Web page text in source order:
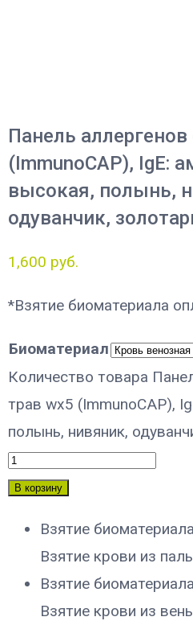
Панель
(ImmunoCAP), IgE:
высокая, полынь,
одуванчик,
1,600 руб.
*Взятие биоматериала
Биоматериал
Количество товара
трав wx5 (ImmunoCAP),
полынь, нивяник,
В корзину
Взятие
Взятие крови из
Взятие
Взятие крови из